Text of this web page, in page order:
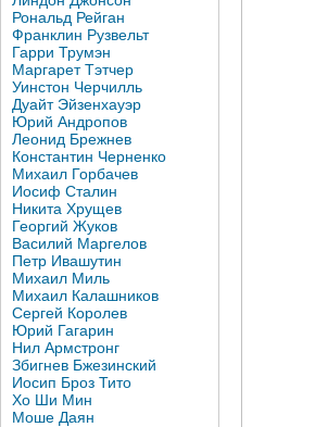
Рональд Рейган
Франклин Рузвельт
Гарри Трумэн
Маргарет Тэтчер
Уинстон Черчилль
Дуайт Эйзенхауэр
Юрий Андропов
Леонид Брежнев
Константин Черненко
Михаил Горбачев
Иосиф Сталин
Никита Хрущев
Георгий Жуков
Василий Маргелов
Петр Ивашутин
Михаил Миль
Михаил Калашников
Сергей Королев
Юрий Гагарин
Нил Армстронг
Збигнев Бжезинский
Иосип Броз Тито
Хо Ши Мин
Моше Даян